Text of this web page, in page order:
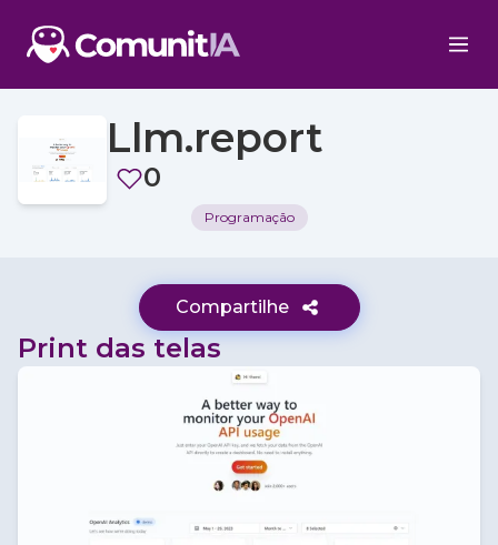
Llm.report
0
Programação
Compartilhe
Print das telas